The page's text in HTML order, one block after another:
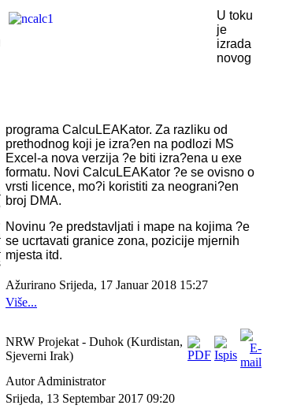
U toku
je
izrada
novog
programa CalcuLEAKator. Za razliku od
prethodnog koji je izra?en na podlozi MS
Excel-a nova verzija ?e biti izra?ena u exe
formatu. Novi CalcuLEAKator ?e se ovisno o
vrsti licence, mo?i koristiti za neograni?en
broj DMA.
Novinu ?e predstavljati i mape na kojima ?e
se ucrtavati granice zona, pozicije mjernih
mjesta itd.
Ažurirano Srijeda, 17 Januar 2018 15:27
Više...
NRW Projekat - Duhok (Kurdistan,
Sjeverni Irak)
Autor Administrator
Srijeda, 13 Septembar 2017 09:20